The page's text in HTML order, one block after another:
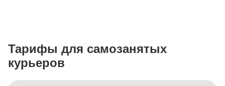
Тарифы для самозанятых
курьеров